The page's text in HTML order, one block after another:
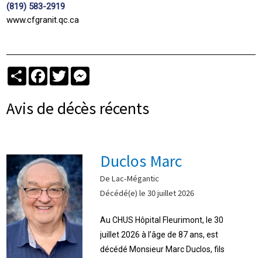
(819) 583-2919
www.cfgranit.qc.ca
PartagerFacebook
Twitter
Avis de décès récents
Duclos Marc
De Lac-Mégantic
Décédé(e) le 30 juillet 2026
Au CHUS Hôpital Fleurimont, le 30
juillet 2026 à l’âge de 87 ans, est
décédé Monsieur Marc Duclos, fils